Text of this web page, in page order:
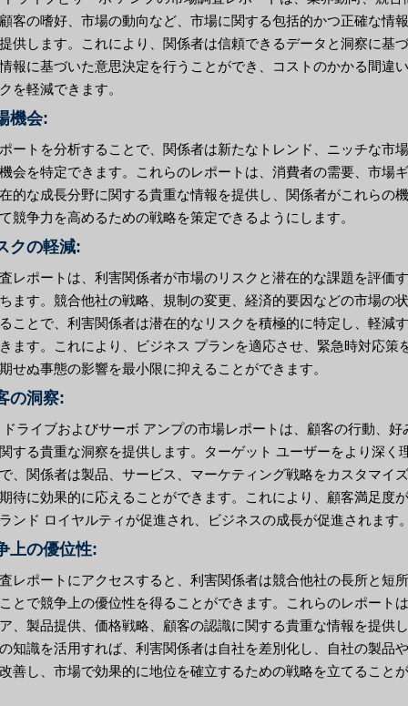
客の嗜好、市場の動向など、市場に関する包括的かつ正確な情
供します。これにより、関係者は信頼できるデータと洞察に基
報に基づいた意思決定を行うことができ、コストのかかる間違
を軽減できます。
機会:
ートを分析することで、関係者は新たなトレンド、ニッチな市
会を特定できます。これらのレポートは、消費者の需要、市場
的な成長分野に関する貴重な情報を提供し、関係者がこれらの
競争力を高めるための戦略を策定できるようにします。
クの軽減:
レポートは、利害関係者が市場のリスクと潜在的な課題を評価
ます。競合他社の戦略、規制の変更、経済的要因などの市場の
ことで、利害関係者は潜在的なリスクを積極的に特定し、軽減
ます。これにより、ビジネス プランを適応させ、緊急時対応策
せぬ事態の影響を最小限に抑えることができます。
の洞察:
ライブおよびサーボ アンプの市場レポートは、顧客の行動、好
する貴重な洞察を提供します。ターゲット ユーザーをより深く
、関係者は製品、サービス、マーケティング戦略をカスタマイ
待に効果的に応えることができます。これにより、顧客満足度
ンド ロイヤルティが促進され、ビジネスの成長が促進されます
上の優位性:
レポートにアクセスすると、利害関係者は競合他社の長所と短
とで競争上の優位性を得ることができます。これらのレポート
、製品提供、価格戦略、顧客の認識に関する貴重な情報を提供
知識を活用すれば、利害関係者は自社を差別化し、自社の製品
善し、市場で効果的に地位を確立するための戦略を立てること